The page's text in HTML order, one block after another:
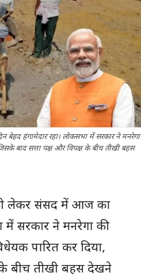
हंगामेदार रहा। लोकसभा में सरकार ने मनरेगा
बाद सत्ता पक्ष और विपक्ष के बीच तीखी बहस
को लेकर संसद में आज का
में सरकार ने मनरेगा की
पारित कर दिया,
के बीच तीखी बहस देखने